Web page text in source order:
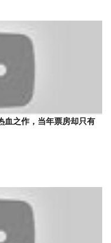
血之作，当年票房却只有